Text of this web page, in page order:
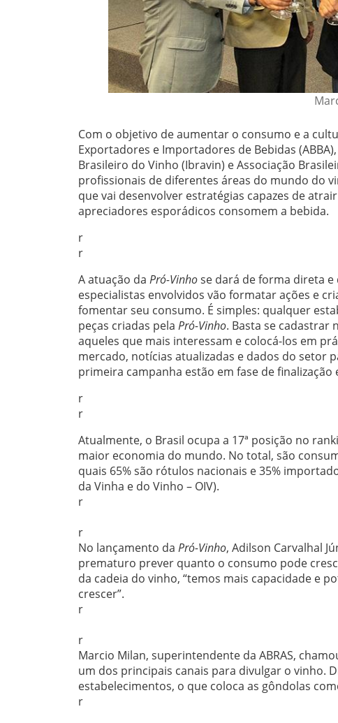
Com o objetivo de aumentar o consumo e a
Exportadores e Importadores de Bebidas
Brasileiro do Vinho (Ibravin) e Associação
profissionais de diferentes áreas do mundo do
que vai desenvolver estratégias capazes de
apreciadores esporádicos consomem a bebida.
r
r
A atuação da Pró-Vinhose dará de forma direta
especialistas envolvidos vão formatar ações e
fomentar seu consumo. É simples: qualquer
peças criadas pela Pró-Vinho. Basta se cadastrar
aqueles que mais interessam e colocá-los em
mercado, notícias atualizadas e dados do setor
primeira campanha estão em fase de
r
r
Atualmente, o Brasil ocupa a 17ª posição no
maior economia do mundo. No total, são
quais 65% são rótulos nacionais e 35%
da Vinha e do Vinho – OIV).
r
r
No lançamento da Pró-Vinho, Adilson Carvalhal
prematuro prever quanto o consumo pode
da cadeia do vinho, “temos mais capacidade e
crescer”.
r
r
Marcio Milan, superintendente da ABRAS,
um dos principais canais para divulgar o vinho.
estabelecimentos, o que coloca as gôndolas
r